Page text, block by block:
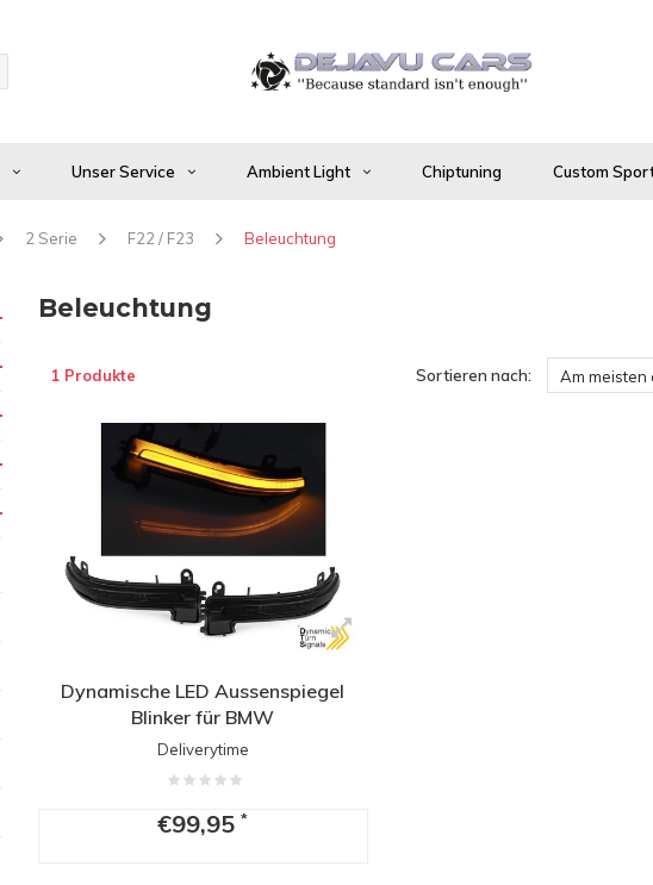
Unser Service Ambient Light Chiptuning Custom
2 Serie F22 / F23 Beleuchtung
Beleuchtung
1 Produkte Sortieren nach: Am meisten
Dynamische LED Aussenspiegel
Blinker für BMW
Deliverytime
€99,95*